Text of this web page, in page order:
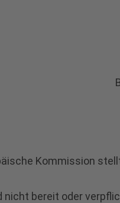
Kommission
nicht bereit oder